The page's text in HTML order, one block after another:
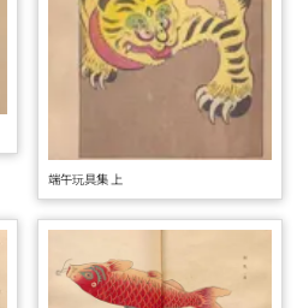
端午玩具集 上